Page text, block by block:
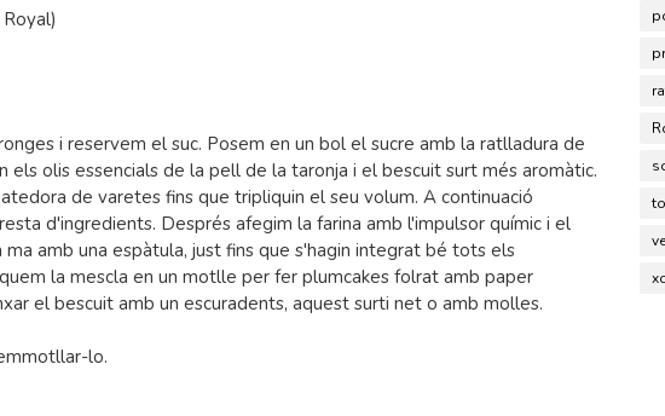
i reservem el suc. Posem en un bol el sucre amb la ratlladura de
olis essencials de la pell de la taronja i el bescuit surt més aromàtic.
de varetes fins que tripliquin el seu volum. A continuació
d'ingredients. Després afegim la farina amb l'impulsor químic i el
amb una espàtula, just fins que s'hagin integrat bé tots els
la mescla en un motlle per fer plumcakes folrat amb paper
el bescuit amb un escuradents, aquest surti net o amb molles.
lo.